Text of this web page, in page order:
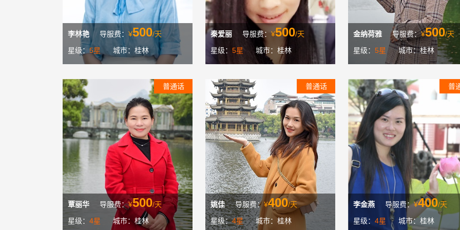
李林艳 导服费： ¥500/天
星级： 5星 城市：桂林
秦爱丽 导服费：¥500/天
星级： 5星 城市：桂林
金纳荷雅 导服费：¥500/天
星级： 5星 城市：桂林
普通话
覃丽华 导服费：¥500/天
星级： 4星 城市：桂林
普通话
姚佳 导服费： ¥400/天
星级：4星 城市：桂林
普
李金燕 导服费：¥400/天
星级： 4星 城市：桂林